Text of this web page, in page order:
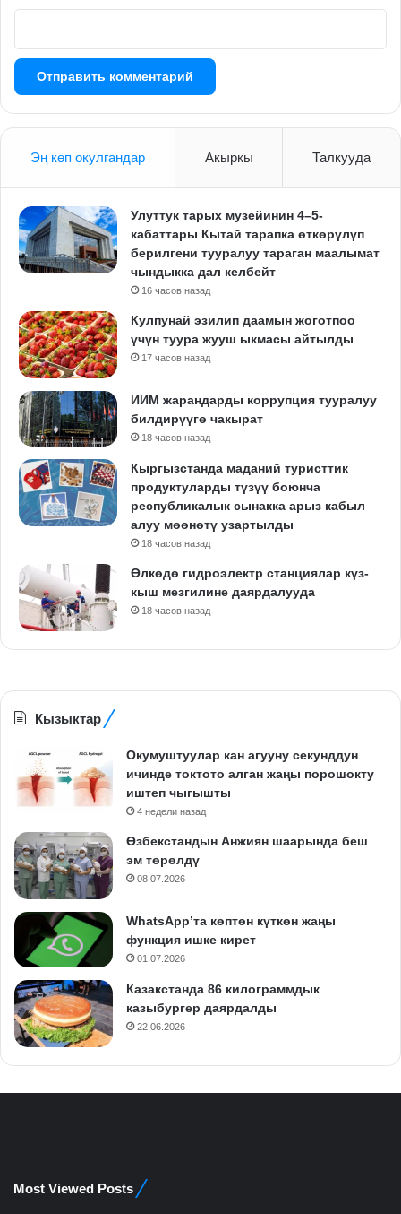
Эң көп окулгандар Акыркы Талкууда
Улуттук тарых музейинин 4–5-
кабаттары Кытай тарапка өткөрүлүп
берилгени тууралуу тараган маалымат
чындыкка дал келбейт
16 часов назад
Кулпунай эзилип даамын жоготпоо
үчүн туура жууш ыкмасы айтылды
17 часов назад
ИИМ жарандарды коррупция тууралуу
билдирүүгө чакырат
18 часов назад
Кыргызстанда маданий туристтик
продуктуларды түзүү боюнча
республикалык сынакка арыз кабыл
алуу мөөнөтү узартылды
18 часов назад
Өлкөдө гидроэлектр станциялар күз-
кыш мезгилине даярдалууда
18 часов назад
Кызыктар
Окумуштуулар кан агууну секунддун
ичинде токтото алган жаңы порошокту
иштеп чыгышты
4 недели назад
Өзбекстандын Анжиян шаарында беш
эм төрөлдү
08.07.2026
WhatsApp’та көптөн күткөн жаңы
функция ишке кирет
01.07.2026
Казакстанда 86 килограммдык
казыбургер даярдалды
22.06.2026
Most Viewed Posts